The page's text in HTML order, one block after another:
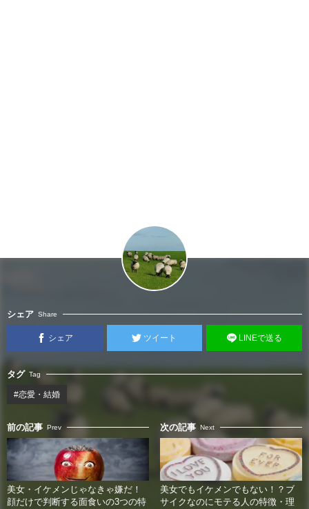
シェア Share
シェア ツイート LINEで送る
タグ Tag
#恋愛・結婚
前の記事 Prev
美女・イケメンじゃなきゃ嫌だ！
顔だけで判断する面食いの3つの特
次の記事 Next
美女でもイケメンでもない！？ブ
サイクなのにモテる人の特徴・理